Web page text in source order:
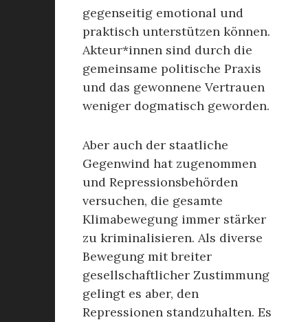
gegenseitig emotional und
praktisch unterstützen können.
Akteur*innen sind durch die
gemeinsame politische Praxis
und das gewonnene Vertrauen
weniger dogmatisch geworden.
Aber auch der staatliche
Gegenwind hat zugenommen
und Repressionsbehörden
versuchen, die gesamte
Klimabewegung immer stärker
zu kriminalisieren. Als diverse
Bewegung mit breiter
gesellschaftlicher Zustimmung
gelingt es aber, den
Repressionen standzuhalten. Es